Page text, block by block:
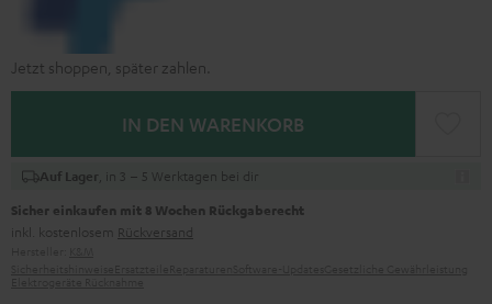
Jetzt shoppen, später zahlen.
IN DEN WARENKORB
Auf Lager , in 3 – 5 Werktagen bei dir
Sicher einkaufen mit 8 Wochen Rückgaberecht
inkl. kostenlosem Rückversand